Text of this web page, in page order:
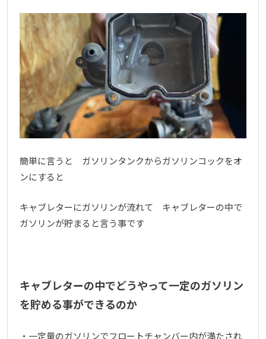
簡単に言うと ガソリンタンクからガソリンコックをオ
ンにすると
キャブレターにガソリンが流れて キャブレターの中で
ガソリンが貯まると言う事です
キャブレターの中でどうやって一定のガソリン
を貯める事ができるのか
・一定量のガソリンでフロートチャンバー内が満たされ